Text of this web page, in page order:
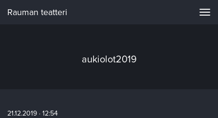
Rauman teatteri
aukiolot2019
21.12.2019 · 12:54